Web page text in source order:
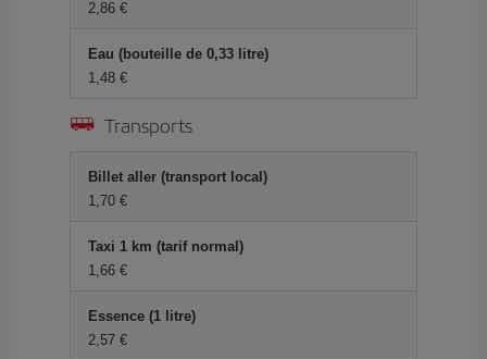
2,86 €
Eau (bouteille de 0,33 litre)
1,48 €
Transports
Billet aller (transport local)
1,70 €
Taxi 1 km (tarif normal)
1,66 €
Essence (1 litre)
2,57 €